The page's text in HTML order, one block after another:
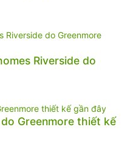
Riverside do
Greenmore thiết kế